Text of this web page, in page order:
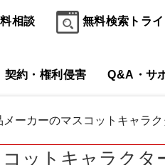
相談 無料検索トラ
契約・権利侵害 Q&A・サ
メーカーのマスコットキャラ
ットキャラク